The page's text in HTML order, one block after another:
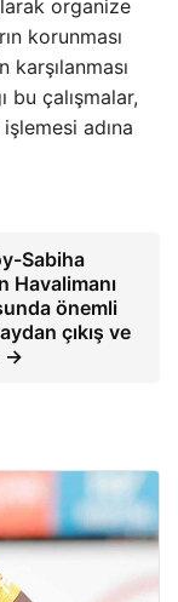
organize
korunması
bu çalışmalar,
adına
Sabiha
Havalimanı
önemli
çıkış ve
→